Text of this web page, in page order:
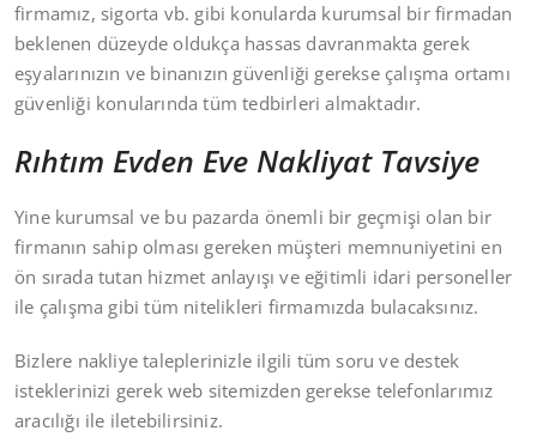
firmamız, sigorta vb. gibi konularda kurumsal bir firmadan
beklenen düzeyde oldukça hassas davranmakta gerek
eşyalarınızın ve binanızın güvenliği gerekse çalışma ortamı
güvenliği konularında tüm tedbirleri almaktadır.
Rıhtım Evden Eve Nakliyat Tavsiye
Yine kurumsal ve bu pazarda önemli bir geçmişi olan bir
firmanın sahip olması gereken müşteri memnuniyetini en
ön sırada tutan hizmet anlayışı ve eğitimli idari personeller
ile çalışma gibi tüm nitelikleri firmamızda bulacaksınız.
Bizlere nakliye taleplerinizle ilgili tüm soru ve destek
isteklerinizi gerek web sitemizden gerekse telefonlarımız
aracılığı ile iletebilirsiniz.